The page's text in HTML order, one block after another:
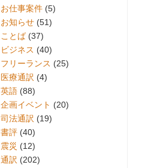
お仕事案件 (5)
お知らせ (51)
ことば (37)
ビジネス (40)
フリーランス (25)
医療通訳 (4)
英語 (88)
企画イベント (20)
司法通訳 (19)
書評 (40)
震災 (12)
通訳 (202)